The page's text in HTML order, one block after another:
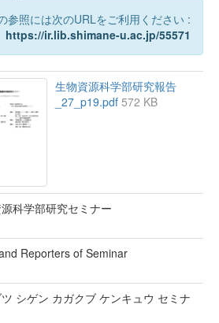
参照には次のURLをご利用ください :
https://ir.lib.shimane-u.ac.jp/55571
生物資源科学部研究報告
_27_p19.pdf 572 KB
科学部研究セミナー
Reporters of Seminar
シゲン カガクブ ケンキュウ セミナ